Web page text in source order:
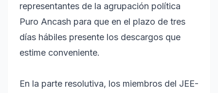
representantes de la agrupación política
Puro Ancash para que en el plazo de tres
días hábiles presente los descargos que
estime conveniente.
En la parte resolutiva, los miembros del JEE-